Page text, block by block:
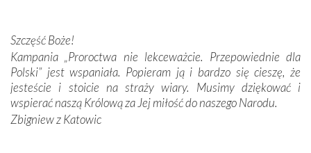
spotykaliśmy się z serdeczną otwartością
Portugalczyków. Podziwialiśmy ich ludową sztukę i
zwyczaje. Mimo że nasze kraje są od siebie bardzo
oddalone, w żaden sposób nie czuliśmy się obco.
Sprawiła to oczywiście sama Matka Boża, ale też
kulturowa bliskość biorąca swój początek w naszej
wspólnej wierze. Podczas wyjazdów do historycznych
Szczęść Boże!
Kampania „Proroctwa nie lekceważcie. Przepowiednie dla
Polski” jest wspaniała. Popieram ją i bardzo się cieszę, że
jesteście i stoicie na straży wiary. Musimy dziękować i
wspierać naszą Królową za Jej miłość do naszego Narodu.
Zbigniew z Katowic